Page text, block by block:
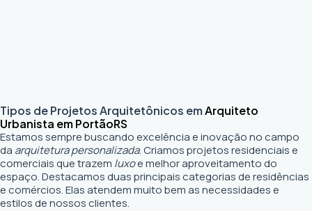
Tipos de Projetos Arquitetônicos emArquiteto
Urbanista em PortãoRS
Estamos sempre buscando excelência e inovação no campo
da arquitetura personalizada. Criamos projetos residenciais e
comerciais que trazem luxoe melhor aproveitamento do
espaço. Destacamos duas principais categorias de residências
e comércios. Elas atendem muito bem as necessidades e
estilos de nossos clientes.